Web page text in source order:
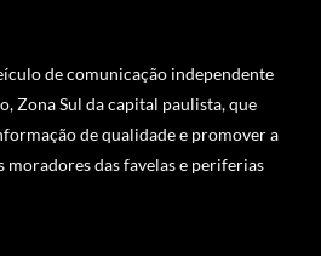
de comunicação independente
Zona Sul da capital paulista, que
de qualidade e promover a
das favelas e periferias